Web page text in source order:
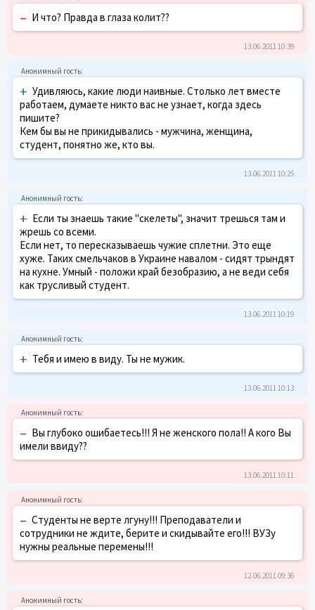
– И что? Правда в глаза колит??
13.06.2011 10:39
+ Удивляюсь, какие люди наивные. Столько лет вместе
работаем, думаете никто вас не узнает, когда здесь
пишите?
Кем бы вы не прикидывались - мужчина, женщина,
студент, понятно же, кто вы.
13.06.2011 10:25
+ Если ты знаешь такие "скелеты", значит трешься там и
жрешь со всеми.
Если нет, то пересказываешь чужие сплетни. Это еще
хуже. Таких смельчаков в Украине навалом - сидят трындят
на кухне. Умный - положи край безобразию, а не веди себя
как трусливый студент.
13.06.2011 10:19
+ Тебя и имею в виду. Ты не мужик.
13.06.2011 10:13
– Вы глубоко ошибаетесь!!! Я не женского пола!! А кого Вы
имели ввиду??
13.06.2011 10:11
– Студенты не верте лгуну!!! Преподаватели и
сотрудники не ждите, берите и скидывайте его!!! ВУЗу
нужны реальные перемены!!!
12.06.2011 09:36